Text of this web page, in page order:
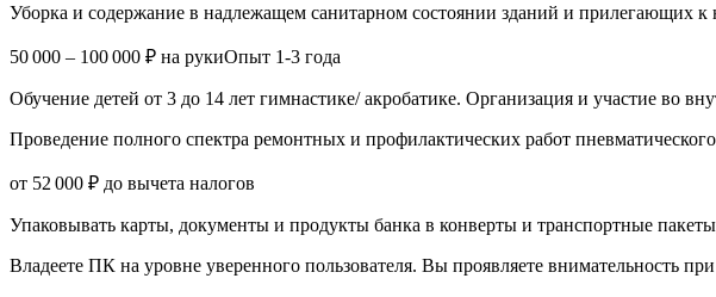
Уборка и содержание в надлежащем санитарном состоянии зданий и прилегающих
50 000 – 100 000 ₽ на рукиОпыт 1-3 года
Обучение детей от 3 до 14 лет гимнастике/ акробатике. Организация и участие во
Проведение полного спектра ремонтных и профилактических работ
от 52 000 ₽ до вычета налогов
Упаковывать карты, документы и продукты банка в конверты и транспортные
Владеете ПК на уровне уверенного пользователя. Вы проявляете внимательность